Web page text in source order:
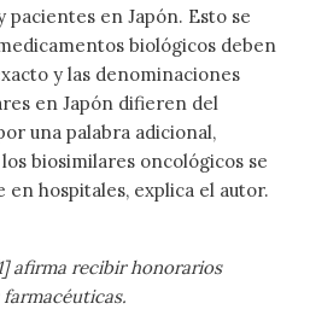
pacientes en Japón. Esto se
biológicos deben
y las denominaciones
en Japón difieren del
una palabra adicional,
biosimilares oncológicos se
hospitales, explica el autor.
afirma recibir honorarios